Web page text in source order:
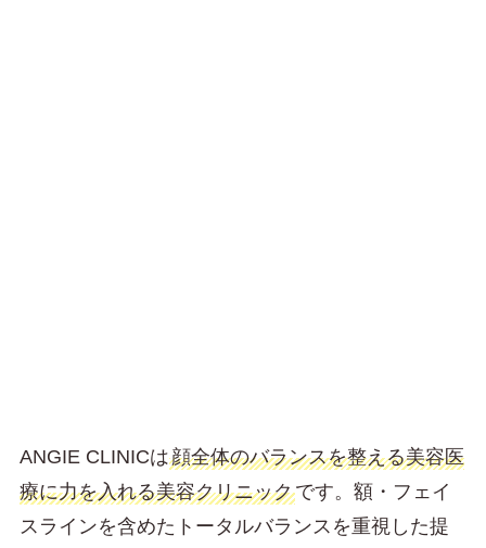
ANGIE CLINICは顔全体のバランスを整える美容医
療に力を入れる美容クリニックです。額・フェイ
スラインを含めたトータルバランスを重視した提